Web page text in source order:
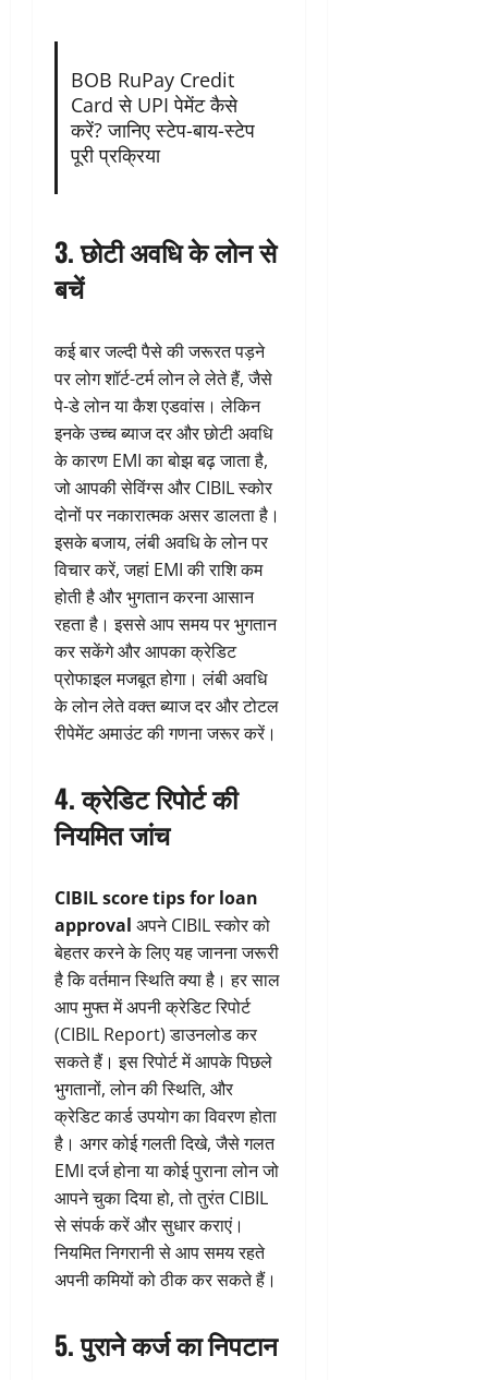
BOB RuPay Credit
Card से UPI पेमेंट कैसे
करें? जानिए स्टेप-बाय-स्टेप
पूरी प्रक्रिया
3. छोटी अवधि के लोन से
बचें
कई बार जल्दी पैसे की जरूरत पड़ने
पर लोग शॉर्ट-टर्म लोन ले लेते हैं, जैसे
पे-डे लोन या कैश एडवांस। लेकिन
इनके उच्च ब्याज दर और छोटी अवधि
के कारण EMI का बोझ बढ़ जाता है,
जो आपकी सेविंग्स और CIBIL स्कोर
दोनों पर नकारात्मक असर डालता है।
इसके बजाय, लंबी अवधि के लोन पर
विचार करें, जहां EMI की राशि कम
होती है और भुगतान करना आसान
रहता है। इससे आप समय पर भुगतान
कर सकेंगे और आपका क्रेडिट
प्रोफाइल मजबूत होगा। लंबी अवधि
के लोन लेते वक्त ब्याज दर और टोटल
रीपेमेंट अमाउंट की गणना जरूर करें।
4. क्रेडिट रिपोर्ट की
नियमित जांच
CIBIL score tips for loan
approval अपने CIBIL स्कोर को
बेहतर करने के लिए यह जानना जरूरी
है कि वर्तमान स्थिति क्या है। हर साल
आप मुफ्त में अपनी क्रेडिट रिपोर्ट
(CIBIL Report) डाउनलोड कर
सकते हैं। इस रिपोर्ट में आपके पिछले
भुगतानों, लोन की स्थिति, और
क्रेडिट कार्ड उपयोग का विवरण होता
है। अगर कोई गलती दिखे, जैसे गलत
EMI दर्ज होना या कोई पुराना लोन जो
आपने चुका दिया हो, तो तुरंत CIBIL
से संपर्क करें और सुधार कराएं।
नियमित निगरानी से आप समय रहते
अपनी कमियों को ठीक कर सकते हैं।
5. पुराने कर्ज का निपटान